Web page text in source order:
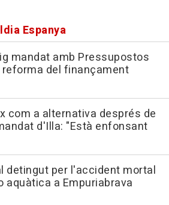
Espanya
mandat amb Pressupostos
del finançament
com a alternativa després de
d'Illa: "Està enfonsant
detingut per l'accident mortal
aquàtica a Empuriabrava